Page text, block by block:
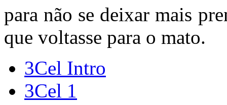
para não se deixar mais
que voltasse para o mato.
3Cel Intro
3Cel 1